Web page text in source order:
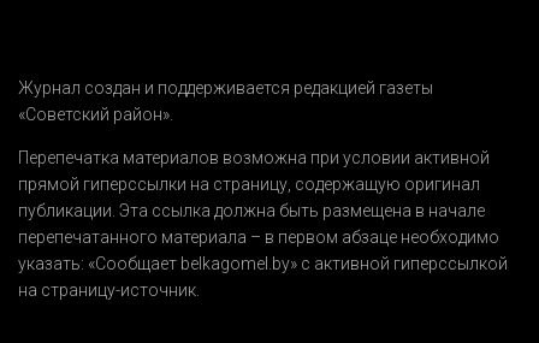
Журнал создан и поддерживается редакцией газеты
«Советский район».
Перепечатка материалов возможна при условии активной
прямой гиперссылки на страницу, содержащую оригинал
публикации. Эта ссылка должна быть размещена в начале
перепечатанного материала – в первом абзаце необходимо
указать: «Сообщает belkagomel.by» с активной гиперссылкой
на страницу-источник.